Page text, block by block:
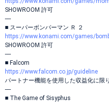
SHOWROOM 許可
----
■ スーパーボンバーマン Ｒ ２
https://www.konami.com/games/
SHOWROOM 許可
----
■ Falcom
https://www.falcom.co.jp/guideline
パートナー機能を使用した収益化に限
----
■ The Game of Sisyphus